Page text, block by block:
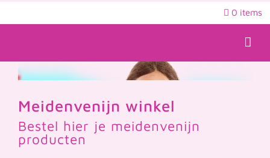
naar
0 items
Meidenvenijn winkel
Bestel hier je meidenvenijn
producten